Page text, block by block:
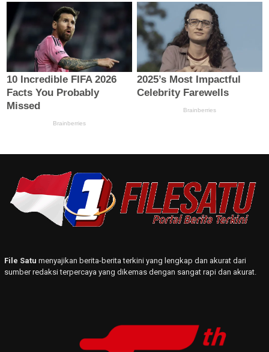
File Satu menyajikan berita-berita terkini yang lengkap dan akurat dari
sumber redaksi terpercaya yang dikemas dengan sangat rapi dan akurat.